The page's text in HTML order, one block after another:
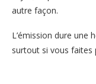
autre façon.
L’émission dure une
surtout si vous faites